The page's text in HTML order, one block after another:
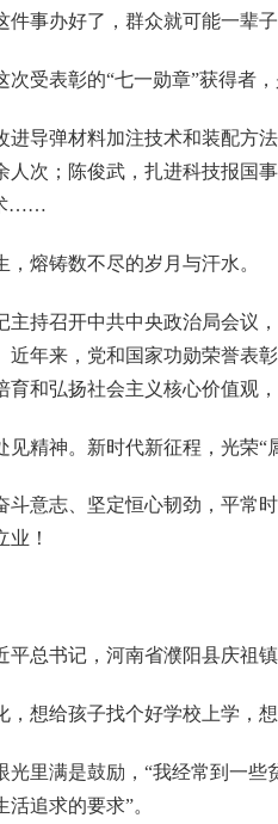
件事办好了，群众就可能一辈
次受表彰的“七一勋章”获得者
进导弹材料加注技术和装配方
人次；陈俊武，扎进科技报国
……
熔铸数不尽的岁月与汗水。
主持召开中共中央政治局会
近年来，党和国家功勋荣誉表
育和弘扬社会主义核心价值观
见精神。新时代新征程，光荣“
斗意志、坚定恒心韧劲，平常
！
平总书记，河南省濮阳县庆
，想给孩子找个好学校上学，
里满是鼓励， “我经常到一些
追求的要求”。